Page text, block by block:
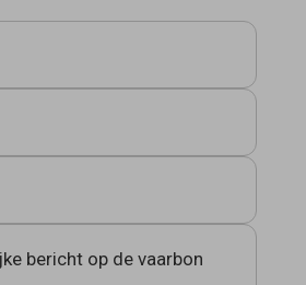
bericht op de vaarbon